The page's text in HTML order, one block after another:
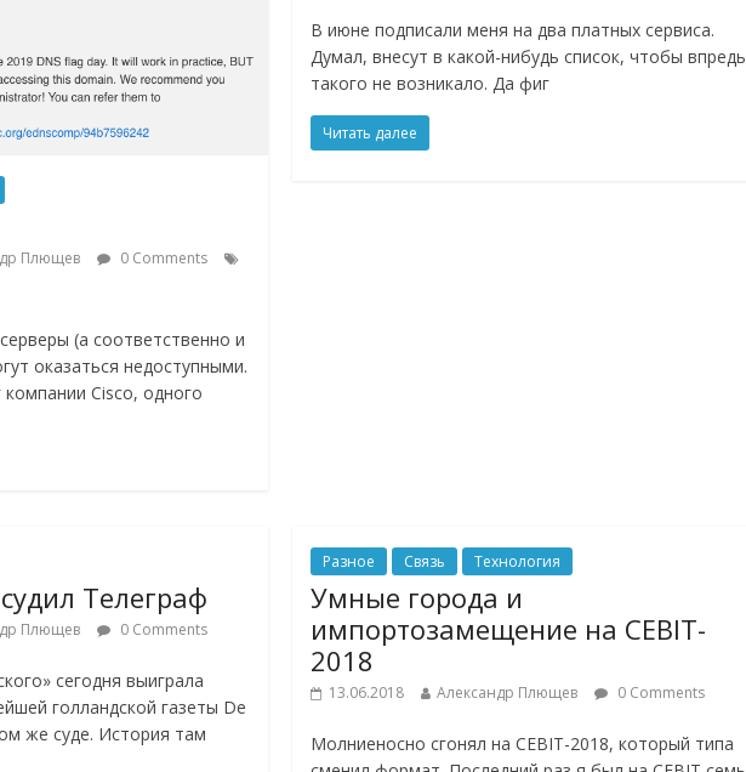
Плющев
0 Comments
(а соответственно и
оказаться недоступными.
Cisco, одного
В июне подписали меня на два платных сервиса.
Думал, внесут в какой-нибудь список, чтобы впредь
такого не возникало. Да фиг
Читать далее
Телеграф
Плющев 0 Comments
сегодня выиграла
голландской газеты De
же суде. История там
Разное Связь Технология
Умные города и
импортозамещение на CEBIT-
2018
13.06.2018 Александр Плющев 0 Comments
Молниеносно сгонял на CEBIT-2018, который типа